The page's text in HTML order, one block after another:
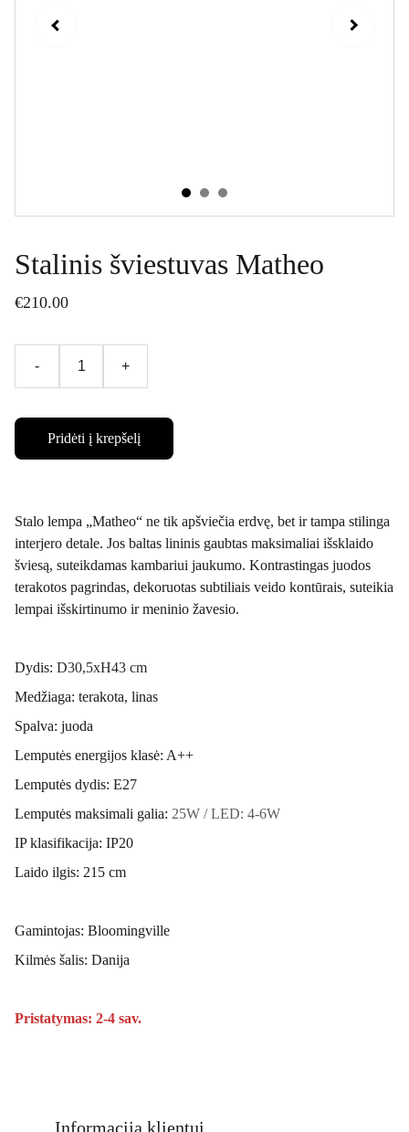
Stalinis šviestuvas Matheo
€210.00
- +
Pridėti į krepšelį
Stalo lempa „Matheo“ ne tik apšviečia erdvę, bet ir tampa stilinga
interjero detale. Jos baltas lininis gaubtas maksimaliai išsklaido
šviesą, suteikdamas kambariui jaukumo. Kontrastingas juodos
terakotos pagrindas, dekoruotas subtiliais veido kontūrais, suteikia
lempai išskirtinumo ir meninio žavesio.
Dydis: D30,5xH43 cm
Medžiaga: terakota, linas
Spalva: juoda
Lemputės energijos klasė: A++
Lemputės dydis: E27
Lemputės maksimali galia: 25W / LED: 4-6W
IP klasifikacija: IP20
Laido ilgis: 215 cm
Gamintojas: Bloomingville
Kilmės šalis: Danija
Pristatymas: 2-4 sav.
Informacija klientui